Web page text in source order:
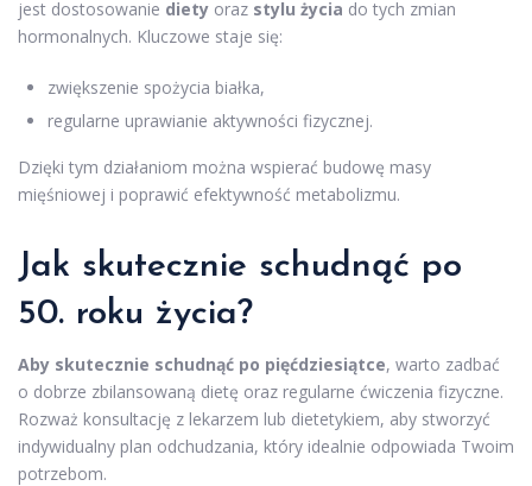
jest dostosowanie diety oraz stylu życia do tych zmian
hormonalnych. Kluczowe staje się:
zwiększenie spożycia białka,
regularne uprawianie aktywności fizycznej.
Dzięki tym działaniom można wspierać budowę masy
mięśniowej i poprawić efektywność metabolizmu.
Jak skutecznie schudnąć po
50. roku życia?
Aby skutecznie schudnąć po pięćdziesiątce, warto zadbać
o dobrze zbilansowaną dietę oraz regularne ćwiczenia fizyczne.
Rozważ konsultację z lekarzem lub dietetykiem, aby stworzyć
indywidualny plan odchudzania, który idealnie odpowiada Twoim
potrzebom.